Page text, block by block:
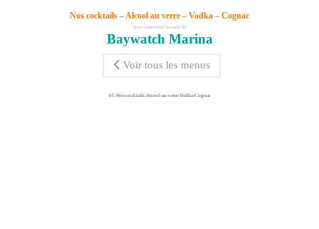
Nos cocktails – Alcool au verre – Vodka – Cognac
Vous consultez la carte de
Baywatch Marina
Voir tous les menus
01-Nos-cocktails-Alcool-au-verre-Vodka-Cognac